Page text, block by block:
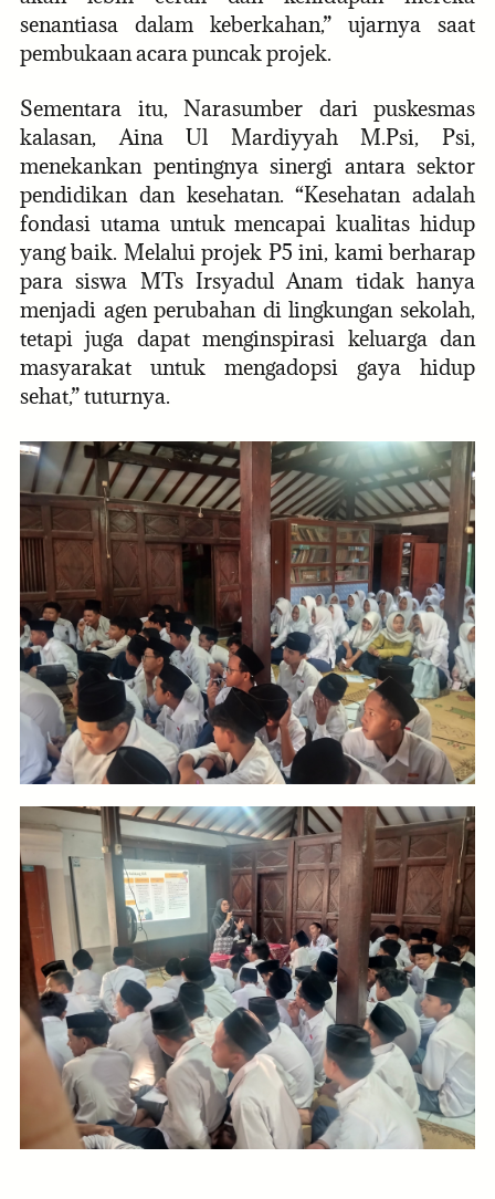
senantiasa dalam keberkahan,” ujarnya saat
pembukaan acara puncak projek.
Sementara itu, Narasumber dari puskesmas
kalasan, Aina Ul Mardiyyah M.Psi, Psi,
menekankan pentingnya sinergi antara sektor
pendidikan dan kesehatan. “Kesehatan adalah
fondasi utama untuk mencapai kualitas hidup
yang baik. Melalui projek P5 ini, kami berharap
para siswa MTs Irsyadul Anam tidak hanya
menjadi agen perubahan di lingkungan sekolah,
tetapi juga dapat menginspirasi keluarga dan
masyarakat untuk mengadopsi gaya hidup
sehat,” tuturnya.